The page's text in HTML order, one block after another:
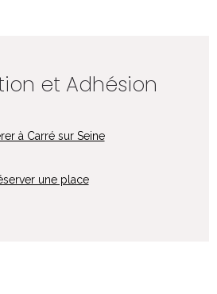
et Adhésion
à Carré sur Seine
une place